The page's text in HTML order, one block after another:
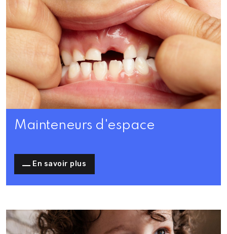
Mainteneurs d'espace
En savoir plus